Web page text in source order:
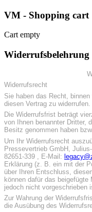
VM - Shopping cart
Cart empty
Widerrufsbelehrung
Widerrufsrecht
Sie haben das Recht,
diesen Vertrag zu widerrufen.
Die Widerrufsfrist beträgt
von Ihnen benannter Dritter,
Besitz genommen haben
Um Ihr Widerrufsrecht
Pressevertrieb GmbH,
82651-339 , E-Mail:
Erklärung (z. B. ein mit der
über Ihren Entschluss,
können dafür das beigefügte
jedoch nicht vorgeschrieben
Zur Wahrung der
die Ausübung des